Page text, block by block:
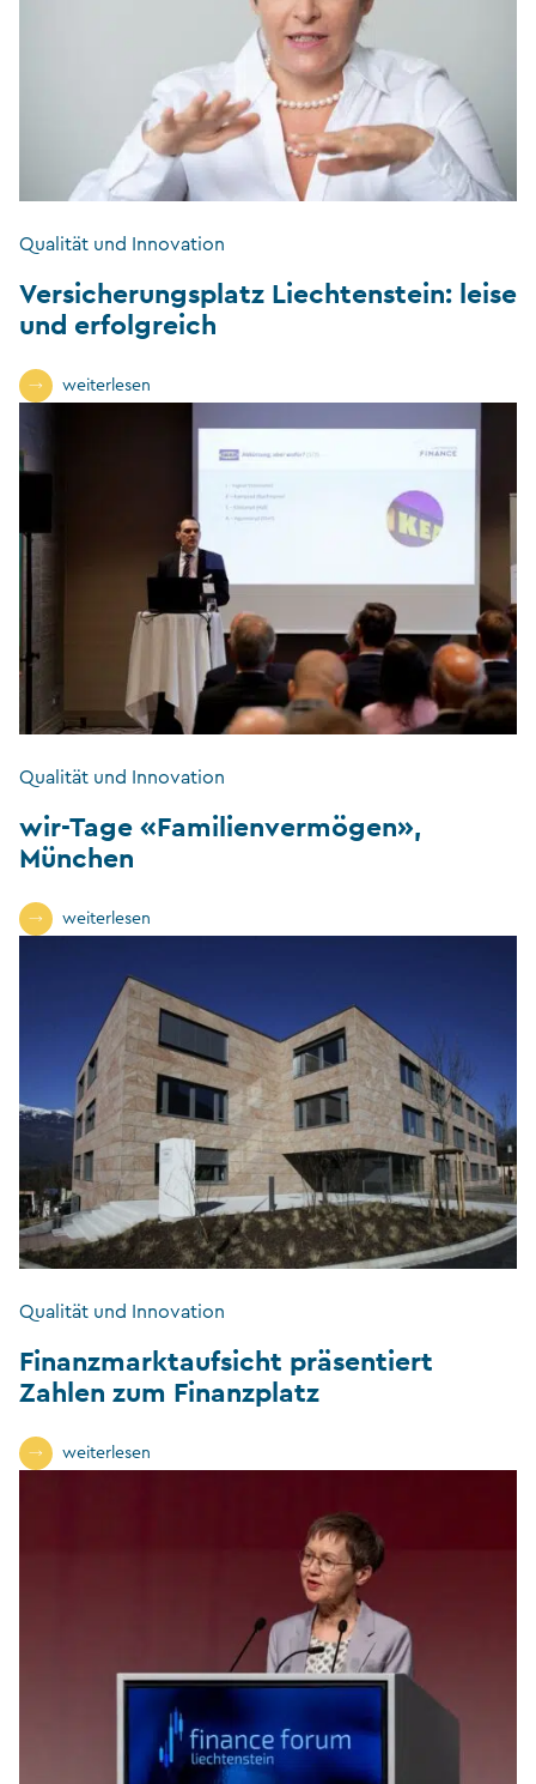
Qualität und Innovation
Versicherungsplatz Liechtenstein: leise
und erfolgreich
weiterlesen
Qualität und Innovation
wir-Tage «Familienvermögen»,
München
weiterlesen
Qualität und Innovation
Finanzmarktaufsicht präsentiert
Zahlen zum Finanzplatz
weiterlesen